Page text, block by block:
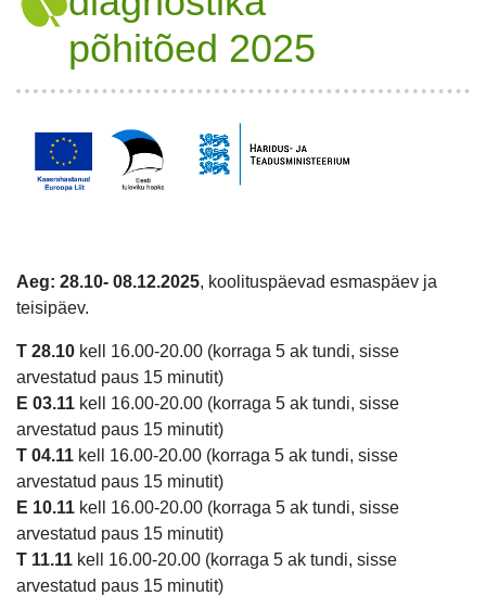
põhitõed 2025
Aeg: 28.10- 08.12.2025, koolituspäevad esmaspäev ja
teisipäev.
T 28.10 kell 16.00-20.00 (korraga 5 ak tundi, sisse
arvestatud paus 15 minutit)
E 03.11 kell 16.00-20.00 (korraga 5 ak tundi, sisse
arvestatud paus 15 minutit)
T 04.11 kell 16.00-20.00 (korraga 5 ak tundi, sisse
arvestatud paus 15 minutit)
E 10.11 kell 16.00-20.00 (korraga 5 ak tundi, sisse
arvestatud paus 15 minutit)
T 11.11 kell 16.00-20.00 (korraga 5 ak tundi, sisse
arvestatud paus 15 minutit)